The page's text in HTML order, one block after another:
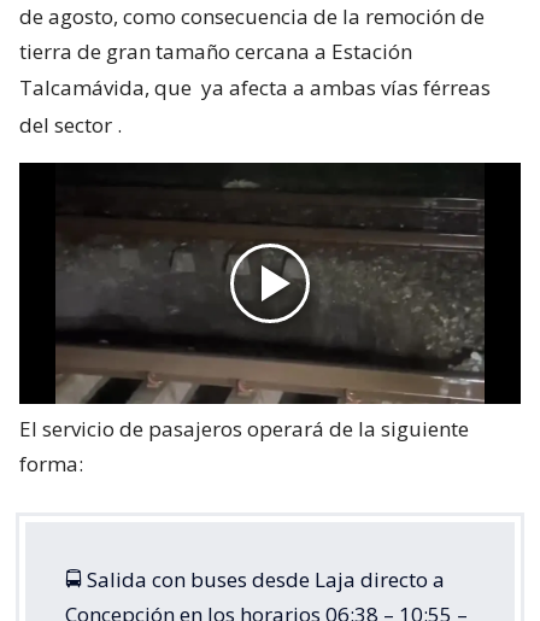
de agosto, como consecuencia de la remoción de
tierra de gran tamaño cercana a Estación
Talcamávida, que ya afecta a ambas vías férreas
del sector .
El servicio de pasajeros operará de la siguiente
forma:
🚍 Salida con buses desde Laja directo a
Concepción en los horarios 06:38 – 10:55 –